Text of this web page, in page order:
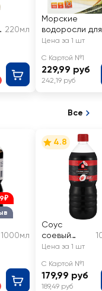
220мл
Морские
водоросли для
приготовления
Premium Суши
Нори, 10
Цена за 1 шт
С Картой №1
229,99 руб
242,19 руб
Все
1000мл
4.8
Соус
соевый
ЯМЧАН
ий
Цена за 1 шт
С Картой №1
179,99 руб
189,49 руб